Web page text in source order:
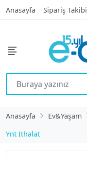
Anasayfa Sipariş Takibi
Anasayfa Ev&Yaşam
Ynt İthalat